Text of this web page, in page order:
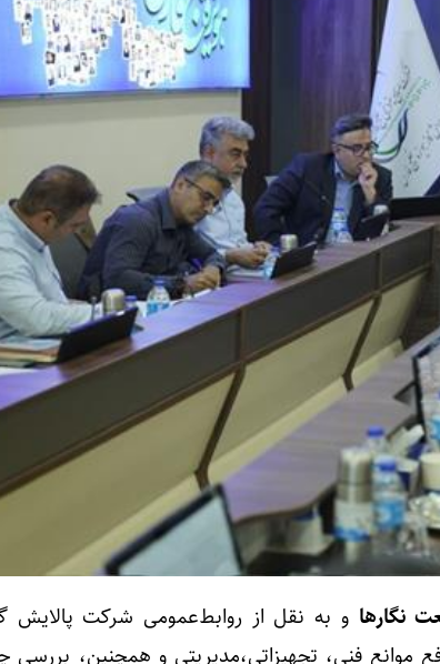
نگارها و به نقل از روابط‌عمومی شرکت پالایش
موانع فنی، تجهیزاتی،مدیریتی و همچنین،